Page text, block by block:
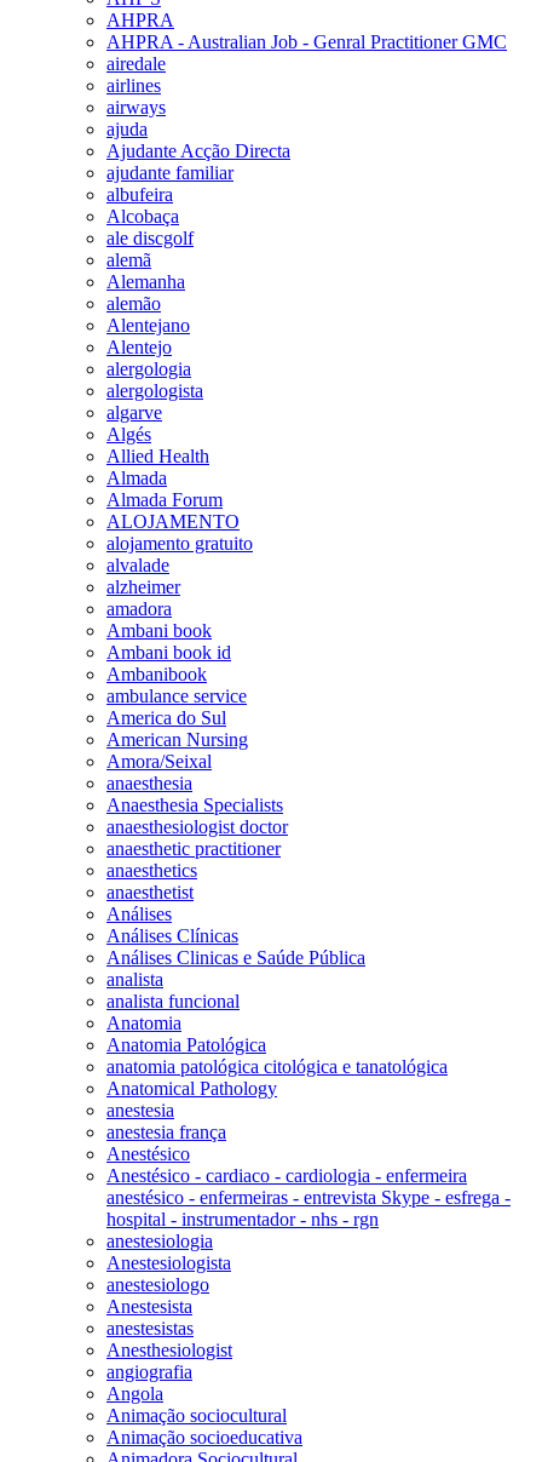
AHPRA
AHPRA - Australian Job - Genral Practitioner GMC
airedale
airlines
airways
ajuda
Ajudante Acção Directa
ajudante familiar
albufeira
Alcobaça
ale discgolf
alemã
Alemanha
alemão
Alentejano
Alentejo
alergologia
alergologista
algarve
Algés
Allied Health
Almada
Almada Forum
ALOJAMENTO
alojamento gratuito
alvalade
alzheimer
amadora
Ambani book
Ambani book id
Ambanibook
ambulance service
America do Sul
American Nursing
Amora/Seixal
anaesthesia
Anaesthesia Specialists
anaesthesiologist doctor
anaesthetic practitioner
anaesthetics
anaesthetist
Análises
Análises Clínicas
Análises Clinicas e Saúde Pública
analista
analista funcional
Anatomia
Anatomia Patológica
anatomia patológica citológica e tanatológica
Anatomical Pathology
anestesia
anestesia frança
Anestésico
Anestésico - cardiaco - cardiologia - enfermeira
anestésico - enfermeiras - entrevista Skype - esfrega -
hospital - instrumentador - nhs - rgn
anestesiologia
Anestesiologista
anestesiologo
Anestesista
anestesistas
Anesthesiologist
angiografia
Angola
Animação sociocultural
Animação socioeducativa